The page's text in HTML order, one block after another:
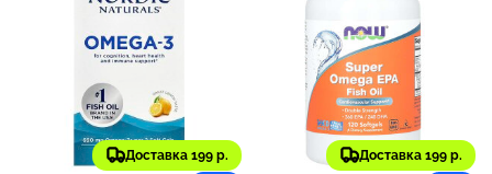
Доставка 199 р. Доставка 199 р.